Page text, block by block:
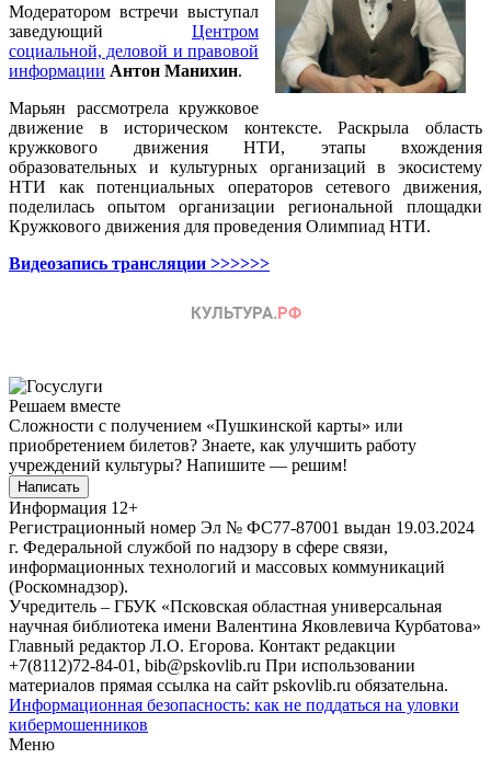
Модератором встречи выступал
заведующий Центром
социальной, деловой и правовой
информации Антон Манихин.
Марьян рассмотрела кружковое
движение в историческом контексте. Раскрыла область
кружкового движения НТИ, этапы вхождения
образовательных и культурных организаций в экосистему
НТИ как потенциальных операторов сетевого движения,
поделилась опытом организации региональной площадки
Кружкового движения для проведения Олимпиад НТИ.
Видеозапись трансляции >>>>>>
Решаем вместе
Сложности с получением «Пушкинской карты» или
приобретением билетов? Знаете, как улучшить работу
учреждений культуры? Напишите — решим!
Написать
Информация 12+
Регистрационный номер Эл № ФС77-87001 выдан 19.03.2024
г. Федеральной службой по надзору в сфере связи,
информационных технологий и массовых коммуникаций
(Роскомнадзор).
Учредитель – ГБУК «Псковская областная универсальная
научная библиотека имени Валентина Яковлевича Курбатова»
Главный редактор Л.О. Егорова. Контакт редакции
+7(8112)72-84-01, bib@pskovlib.ru При использовании
материалов прямая ссылка на сайт pskovlib.ru обязательна.
Информационная безопасность: как не поддаться на уловки
кибермошенников
Меню